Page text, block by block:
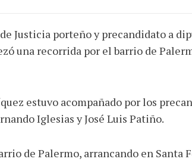
Justicia porteño y precandidato a
una recorrida por el barrio de
estuvo acompañado por los
Iglesias y José Luis Patiño.
de Palermo, arrancando en Santa